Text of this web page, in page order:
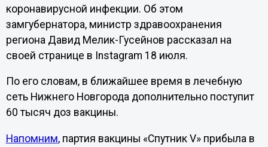
коронавирусной инфекции. Об этом
замгубернатора, министр здравоохранения
региона Давид Мелик-Гусейнов рассказал на
своей странице в Instagram 18 июля.
По его словам, в ближайшее время в лечебную
сеть Нижнего Новгорода дополнительно поступит
60 тысяч доз вакцины.
Напомним, партия вакцины «Спутник V» прибыла в